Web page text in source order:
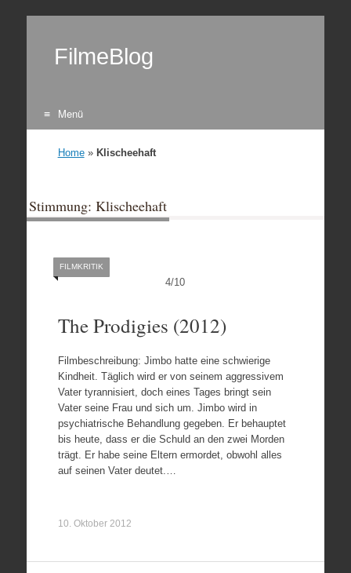
FilmeBlog
Menü
Home» Klischeehaft
Stimmung: Klischeehaft
4/10
FILMKRITIK
The Prodigies (2012)
Filmbeschreibung: Jimbo hatte eine schwierige
Kindheit. Täglich wird er von seinem aggressivem
Vater tyrannisiert, doch eines Tages bringt sein
Vater seine Frau und sich um. Jimbo wird in
psychiatrische Behandlung gegeben. Er behauptet
bis heute, dass er die Schuld an den zwei Morden
trägt. Er habe seine Eltern ermordet, obwohl alles
auf seinen Vater deutet.…
10. Oktober 2012